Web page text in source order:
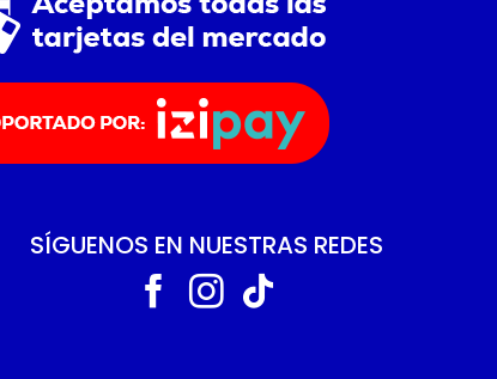
SÍGUENOS EN NUESTRAS REDES